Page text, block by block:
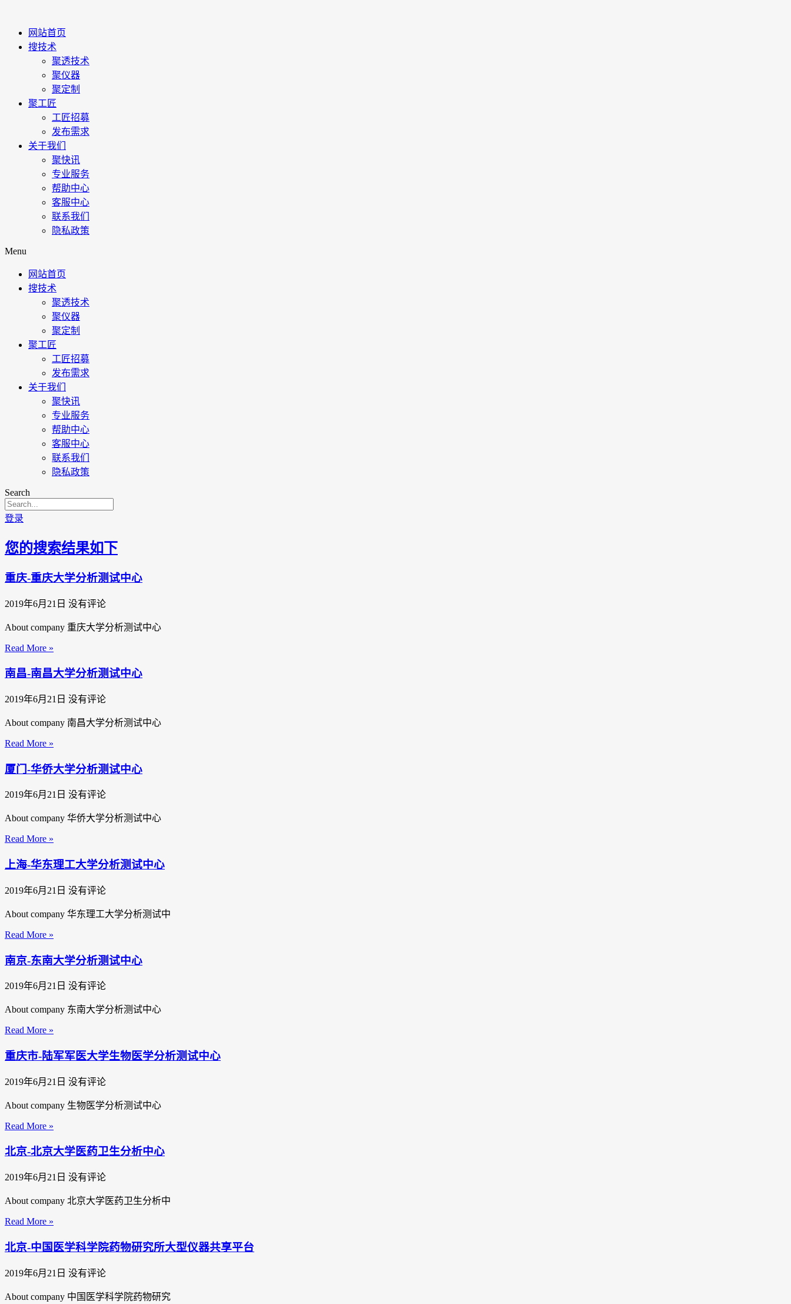
网站首页
搜技术
聚透技术
聚仪器
聚定制
聚工匠
工匠招募
发布需求
关于我们
聚快讯
专业服务
帮助中心
客服中心
联系我们
隐私政策
Menu
网站首页
搜技术
聚透技术
聚仪器
聚定制
聚工匠
工匠招募
发布需求
关于我们
聚快讯
专业服务
帮助中心
客服中心
联系我们
隐私政策
Search
登录
您的搜索结果如下
重庆-重庆大学分析测试中心
2019年6月21日 没有评论
About company 重庆大学分析测试中心
Read More »
南昌-南昌大学分析测试中心
2019年6月21日 没有评论
About company 南昌大学分析测试中心
Read More »
厦门-华侨大学分析测试中心
2019年6月21日 没有评论
About company 华侨大学分析测试中心
Read More »
上海-华东理工大学分析测试中心
2019年6月21日 没有评论
About company 华东理工大学分析测试中
Read More »
南京-东南大学分析测试中心
2019年6月21日 没有评论
About company 东南大学分析测试中心
Read More »
重庆市-陆军军医大学生物医学分析测试中心
2019年6月21日 没有评论
About company 生物医学分析测试中心
Read More »
北京-北京大学医药卫生分析中心
2019年6月21日 没有评论
About company 北京大学医药卫生分析中
Read More »
北京-中国医学科学院药物研究所大型仪器共享平台
2019年6月21日 没有评论
About company 中国医学科学院药物研究